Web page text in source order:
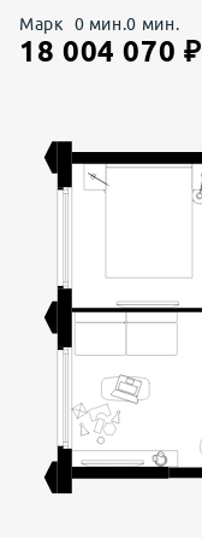
Марк 0 мин.0 мин.
18 004 070 ₽